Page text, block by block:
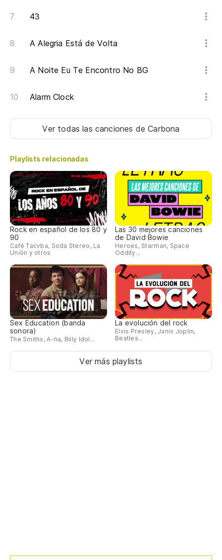
43
A Alegria Está de Volta
A Noite Eu Te Encontro No BG
Alarm Clock
Ver todas las canciones de Carbona
Playlists relacionadas
Rock en español de los 80 y
90
Café Tacvba, Soda Stereo, La
Unión y otros
Las 30 mejores canciones
de David Bowie
Heroes, Starman, Space
Oddity...
Sex Education (banda
sonora)
The Smiths, A-ha, Billy Idol...
La evolución del rock
Elvis Presley, Janis Joplin,
Beatles...
Ver más playlists